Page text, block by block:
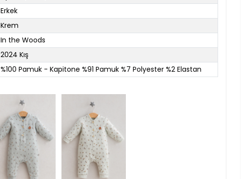
Erkek
Krem
In the Woods
2024 Kış
%100 Pamuk - Kapitone %91 Pamuk %7 Polyester %2 Elastan